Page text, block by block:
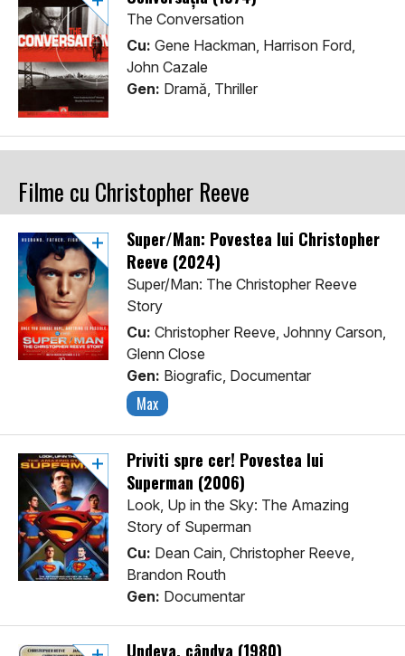
The Conversation
Cu: Gene Hackman, Harrison Ford,
John Cazale
Gen: Dramă, Thriller
Filme cu Christopher Reeve
Super/Man: Povestea lui Christopher
Reeve (2024)
Super/Man: The Christopher Reeve
Story
Cu: Christopher Reeve, Johnny Carson,
Glenn Close
Gen: Biografic, Documentar
Max
Priviti spre cer! Povestea lui
Superman (2006)
Look, Up in the Sky: The Amazing
Story of Superman
Cu: Dean Cain, Christopher Reeve,
Brandon Routh
Gen: Documentar
Undeva, cândva (1980)